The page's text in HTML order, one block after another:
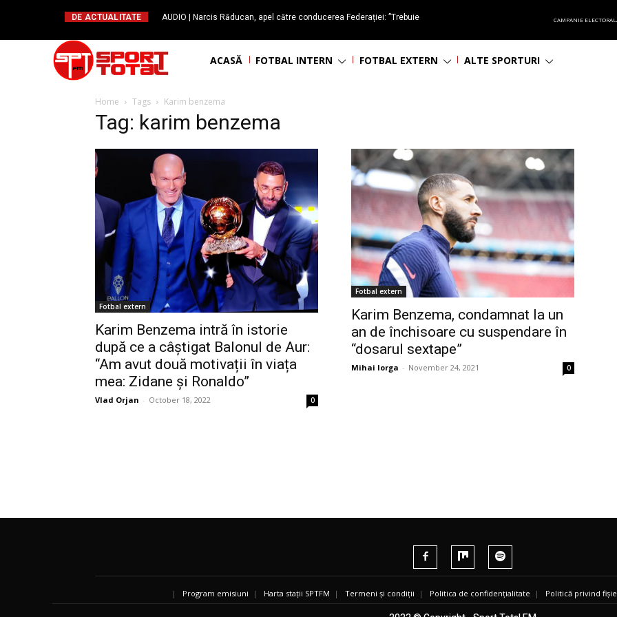
DE ACTUALITATE
AUDIO | Narcis Răducan, apel către conducerea Federației: ”Trebuie
CAMPANIE
ACASĂ FOTBAL INTERN FOTBAL EXTERN ALTE SPORTURI
Home Tags Karim benzema
Tag: karim benzema
Fotbal extern
Karim Benzema intră în istorie
după ce a câștigat Balonul de Aur:
“Am avut două motivații în viața
mea: Zidane și Ronaldo”
Vlad Orjan - October 18, 2022 0
Fotbal extern
Karim Benzema, condamnat la un
an de închisoare cu suspendare în
“dosarul sextape”
Mihai Iorga - November 24, 2021 0
| Program emisiuni | Harta stații SPTFM | Termeni și condiții | Politica de confidențialitate | Politică privind